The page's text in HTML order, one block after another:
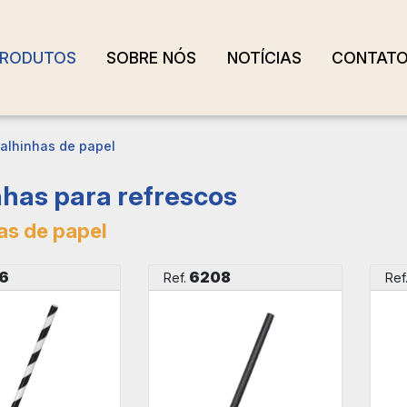
SOBRE NÓS NOTÍCIAS
de papel
para refrescos
de papel
Ref. 6208 Ref.